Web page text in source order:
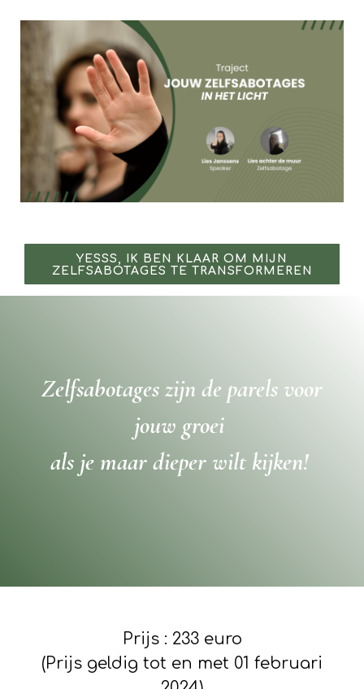
YESSS, IK BEN KLAAR OM MIJN
ZELFSABOTAGES TE TRANSFORMEREN
Zelfsabotages zijn de parels voor
jouw groei
als je maar dieper wilt kijken!
Prijs : 233 euro
(Prijs geldig tot en met 01 februari